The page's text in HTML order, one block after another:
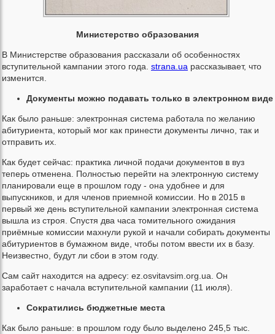
Министерство образования
В Министерстве образования рассказали об особенностях
вступительной кампании этого года. strana.ua рассказывает, что
изменится.
Документы можно подавать только в электронном виде
Как было раньше: электронная система работала по желанию
абитуриента, который мог как принести документы лично, так и
отправить их.
Как будет сейчас: практика личной подачи документов в вуз
теперь отменена. Полностью перейти на электронную систему
планировали еще в прошлом году - она удобнее и для
выпускников, и для членов приемной комиссии. Но в 2015 в
первый же день вступительной кампании электронная система
вышла из строя. Спустя два часа томительного ожидания
приёмные комиссии махнули рукой и начали собирать документы
абитуриентов в бумажном виде, чтобы потом ввести их в базу.
Неизвестно, будут ли сбои в этом году.
Сам сайт находится на адресу: ez.osvitavsim.org.ua. Он
заработает с начала вступительной кампании (11 июля).
Сократились бюджетные места
Как было раньше: в прошлом году было выделено 245,5 тыс.